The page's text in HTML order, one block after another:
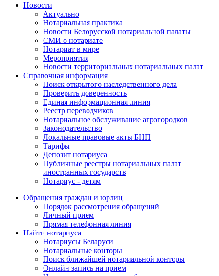
Новости
Актуально
Нотариальная практика
Новости Белорусской нотариальной палаты
СМИ о нотариате
Нотариат в мире
Мероприятия
Новости территориальных нотариальных палат
Справочная информация
Поиск открытого наследственного дела
Проверить доверенность
Единая информационная линия
Реестр переводчиков
Нотариальное обслуживание агрогородков
Законодательство
Локальные правовые акты БНП
Тарифы
Депозит нотариуса
Публичные реестры нотариальных палат
иностранных государств
Нотариус - детям
Обращения граждан и юрлиц
Порядок рассмотрения обращений
Личный прием
Прямая телефонная линия
Найти нотариуса
Нотариусы Беларуси
Нотариальные конторы
Поиск ближайшей нотариальной конторы
Онлайн запись на прием